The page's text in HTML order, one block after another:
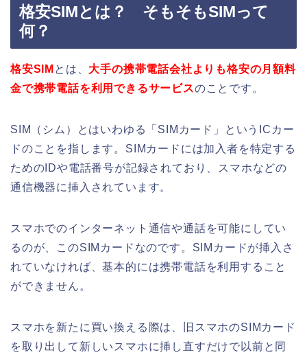
格安SIMとは？ そもそもSIMって
何？
格安SIM とは、 大手の携帯電話会社よりも格安の月額料
金で携帯電話を利用できるサービスのことです。
SIM（シム）とはいわゆる「SIMカード」というICカー
ドのことを指します。SIMカードには加入者を特定する
ためのIDや電話番号が記録されており、スマホなどの
通信機器に挿入されています。
スマホでのインターネット通信や通話を可能にしてい
るのが、このSIMカードなのです。SIMカードが挿入さ
れていなければ、基本的には携帯電話を利用すること
ができません。
スマホを新たに買い換える際は、旧スマホのSIMカード
を取り出して新しいスマホに挿し直すだけで以前と同